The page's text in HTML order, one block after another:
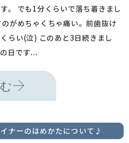
。 でも1分くらいで落ち着きまし
がめちゃくちゃ痛い。前歯抜け
らい(泣) このあと3日続きまし
日です...
ナーのはめかたについて♪